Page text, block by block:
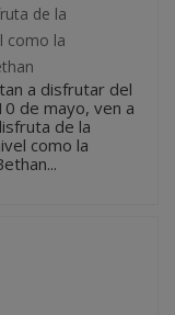
de la
como la
a disfrutar del
de mayo, ven a
de la
como la